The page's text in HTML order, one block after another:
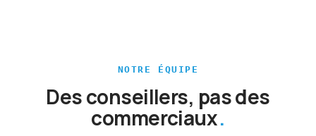
NOTRE ÉQUIPE
Des conseillers, pas des
commerciaux